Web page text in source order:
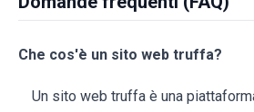
Che cos'è un sito web truffa?
Un sito web truffa è una